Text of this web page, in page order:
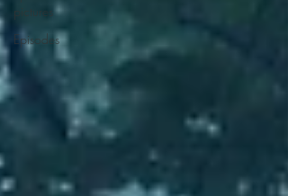
pictures
Episodes